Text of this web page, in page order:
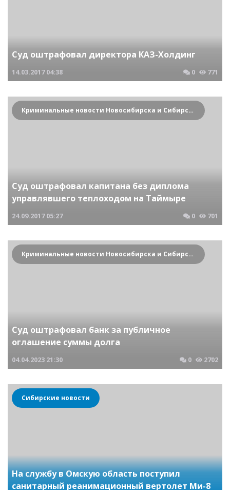
Суд оштрафовал директора КАЗ-Холдинг
14.03.2017 04:38 0 771
Криминальные новости Новосибирска и Сибирского региона
Суд оштрафовал капитана без диплома
управлявшего теплоходом на Таймыре
24.09.2017 05:27 0 701
Криминальные новости Новосибирска и Сибирского региона
Суд оштрафовал банк за публичное
оглашение суммы долга
04.04.2023 21:30 0 2702
Сибирские новости
На службу в Омскую область поступил
санитарный реанимационный вертолет Ми-8